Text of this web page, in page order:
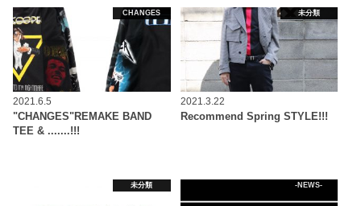
CHANGES
2021.6.5
"CHANGES"REMAKE BAND
TEE & .......!!!
未分類
2021.3.22
Recommend Spring STYLE!!!
未分類 -NEWS-